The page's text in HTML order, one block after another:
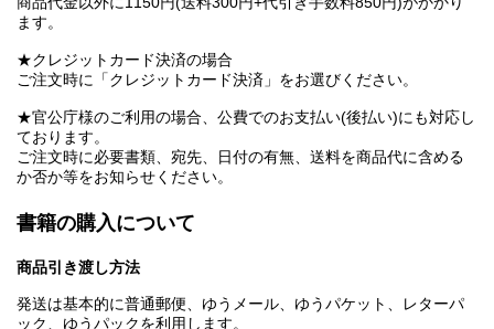
ます。
★クレジットカード決済の場合
ご注文時に「クレジットカード決済」をお選びください。
★官公庁様のご利用の場合、公費でのお支払い(後払い)にも対応し
ております。
ご注文時に必要書類、宛先、日付の有無、送料を商品代に含める
か否か等をお知らせください。
書籍の購入について
商品引き渡し方法
発送は基本的に普通郵便、ゆうメール、ゆうパケット、レターパ
ック、ゆうパックを利用します。